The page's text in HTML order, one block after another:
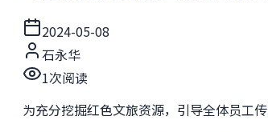
2024-05-08
石永华
1次阅读
为充分挖掘红色文旅资源，引导全体员工